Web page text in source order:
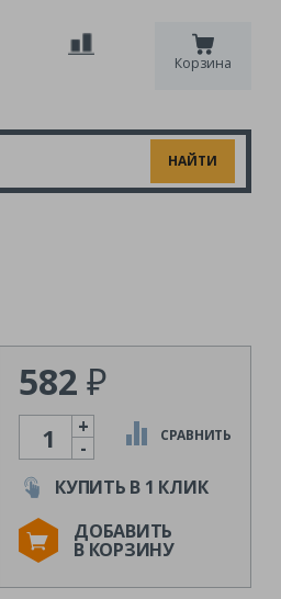
Корзина
582 ₽
Количество
-
+ СРАВНИТЬ
КУПИТЬ В 1 КЛИК
ДОБАВИТЬ
В КОРЗИНУ